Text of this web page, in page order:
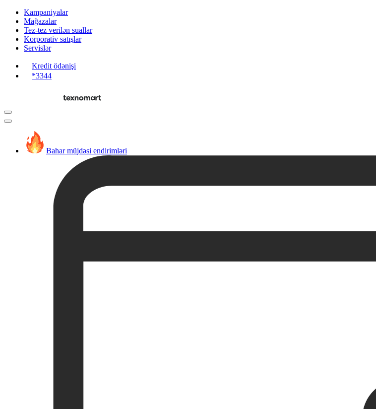
Kampaniyalar
Mağazalar
Tez-tez verilən suallar
Korporativ satışlar
Servislər
Kredit ödənişi
*3344
Bahar müjdəsi endirimləri